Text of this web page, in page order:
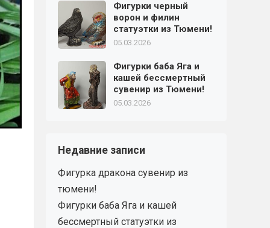
Фигурки черный
ворон и филин
статуэтки из Тюмени!
05.03.2026
Фигурки баба Яга и
кашей бессмертный
сувенир из Тюмени!
05.03.2026
Недавние записи
Фигурка дракона сувенир из
тюмени!
Фигурки баба Яга и кашей
бессмертный статуэтки из